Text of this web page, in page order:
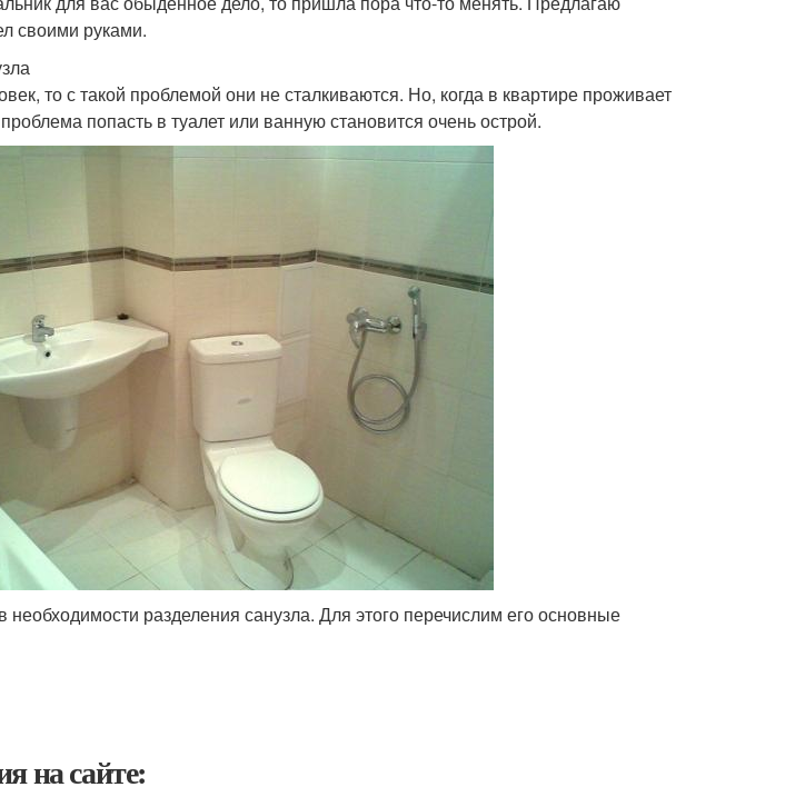
своими руками.
то с такой проблемой они не сталкиваются. Но, когда в квартире проживает
попасть в туалет или ванную становится очень острой.
разделения санузла. Для этого перечислим его основные
на сайте: